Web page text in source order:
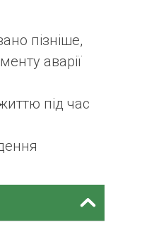
пізніше,
аварії
під час